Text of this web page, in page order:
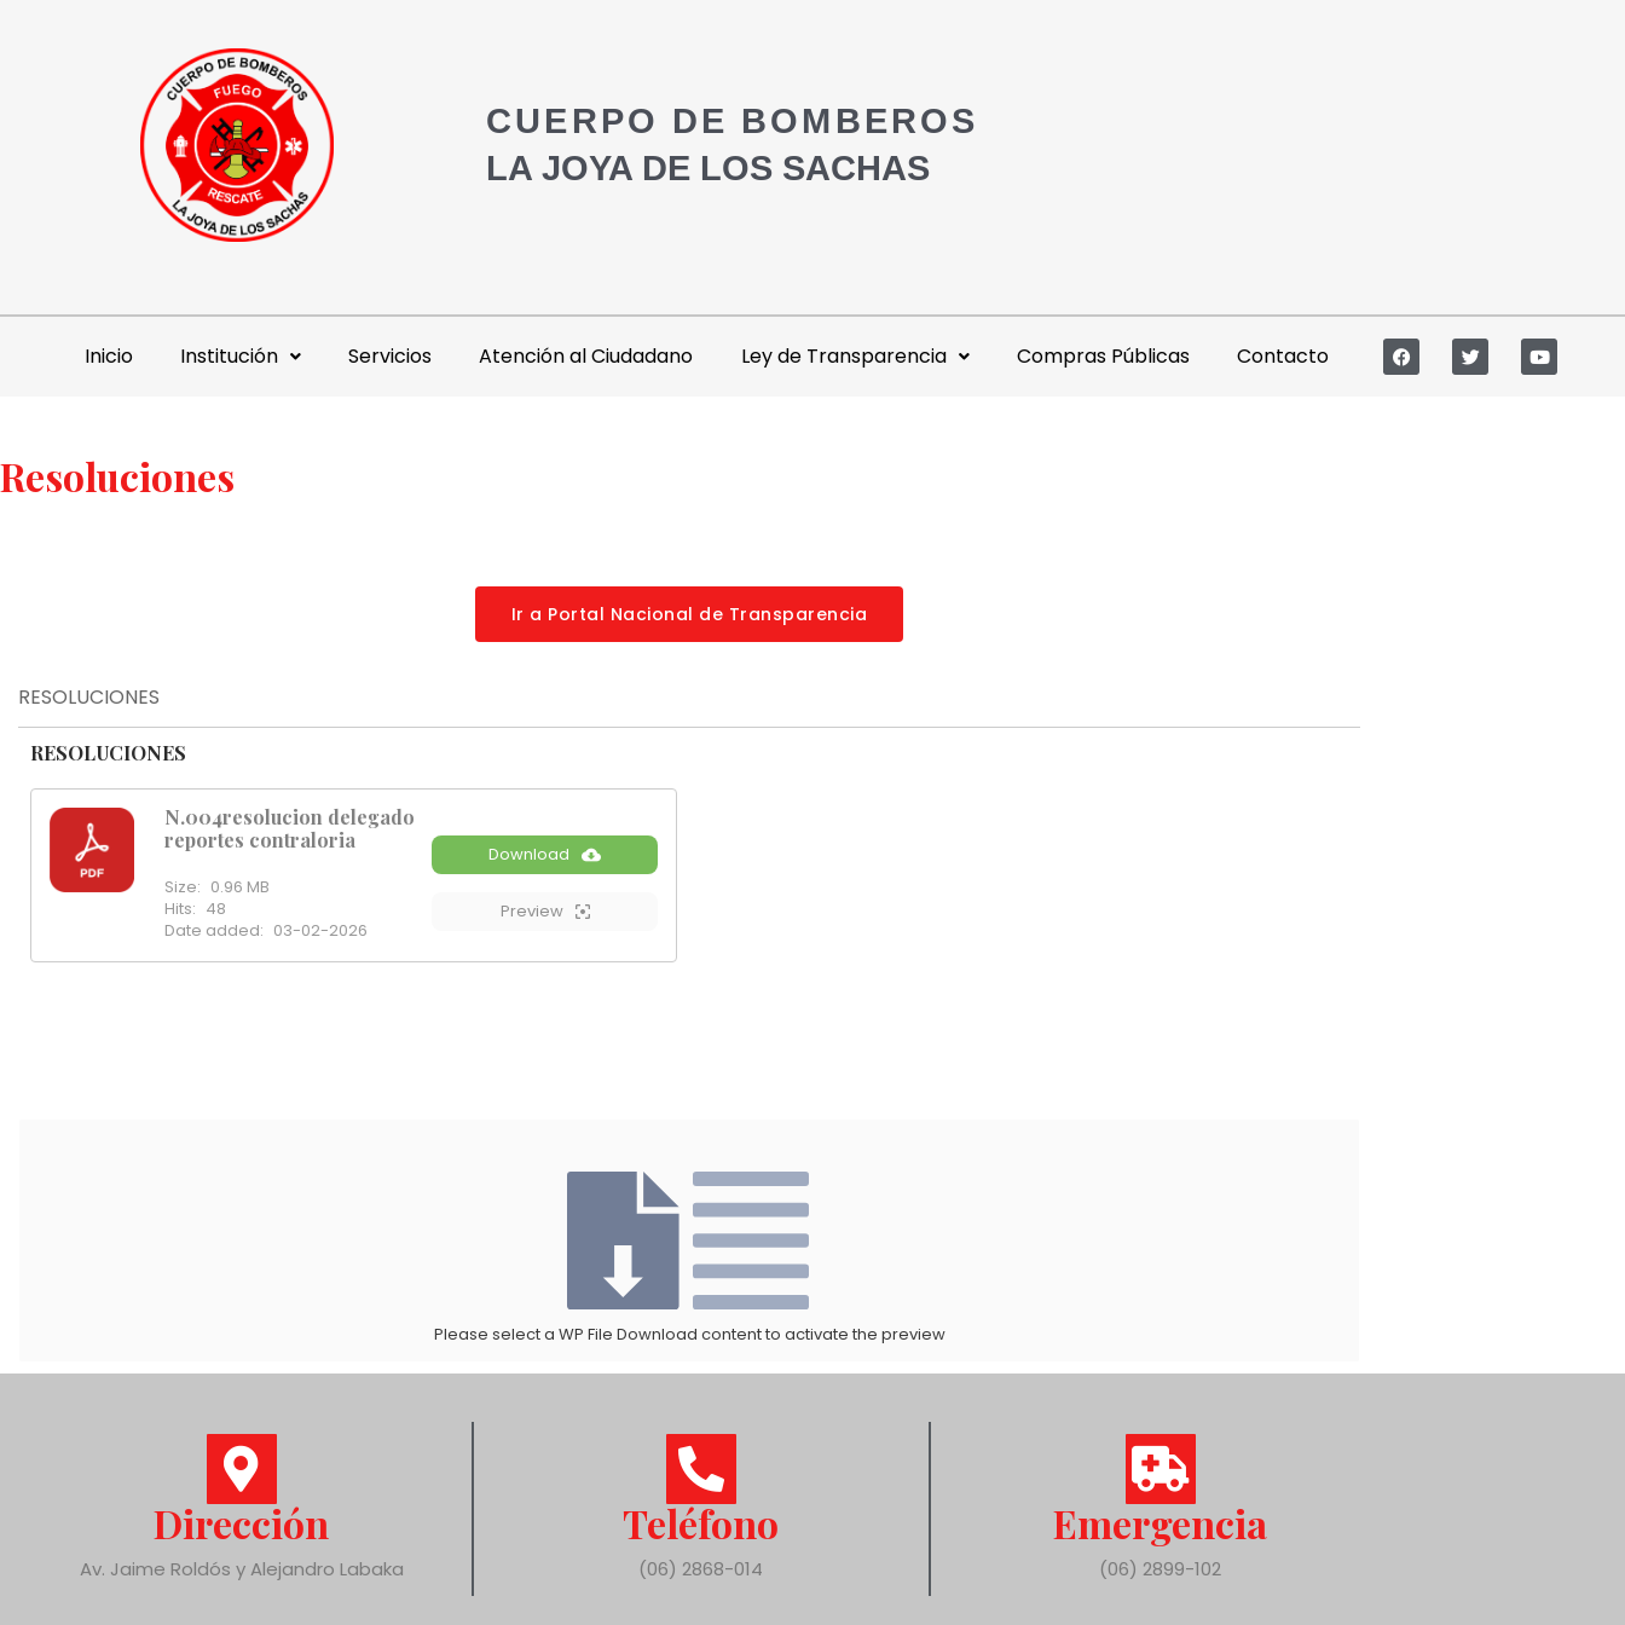
CUERPO DE BOMBEROS
LA JOYA DE LOS SACHAS
Inicio Institución Servicios Atención al Ciudadano Ley de Transparencia Compras Públicas Contacto
Resoluciones
Ir a Portal Nacional de Transparencia
RESOLUCIONES
RESOLUCIONES
N.004resolucion delegado
reportes contraloria
Size: 0.96 MB
Hits: 48
Date added: 03-02-2026
Download
Preview
Please select a WP File Download content to activate the preview
Dirección
Av. Jaime Roldós y Alejandro Labaka
Teléfono
(06) 2868-014
Emergencia
(06) 2899-102